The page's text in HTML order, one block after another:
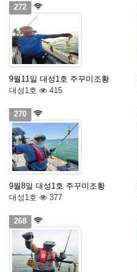
272
9월11일 대성1호 주꾸미조황
대성1호
415
270
9월8일 대성1호 주꾸미조황
대성1호
377
268